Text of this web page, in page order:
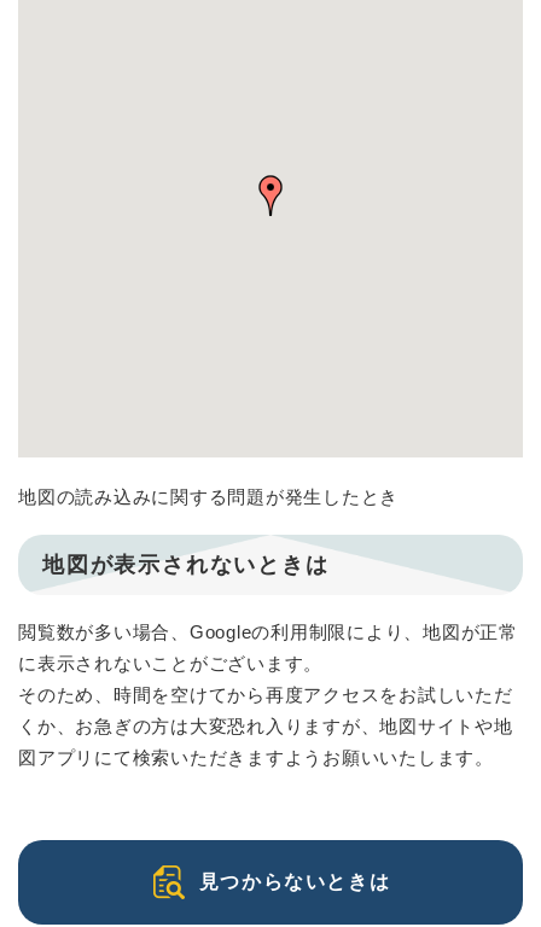
地図の読み込みに関する問題が発生したとき
地図が表示されないときは
閲覧数が多い場合、Googleの利用制限により、地図が正常
に表示されないことがございます。
そのため、時間を空けてから再度アクセスをお試しいただ
くか、お急ぎの方は大変恐れ入りますが、地図サイトや地
図アプリにて検索いただきますようお願いいたします。
見つからないときは